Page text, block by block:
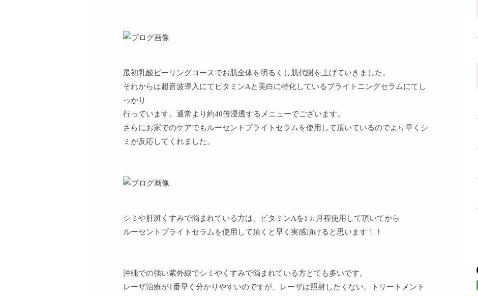
最初乳酸ピーリングコースでお肌全体を明るくし肌代謝を上げていきました。
それからは超音波導入にてビタミンAと美白に特化しているブライトニングセラムにてし
っかり
行っています。通常より約40倍浸透するメニューでございます。
さらにお家でのケアでもルーセントブライトセラムを使用して頂いているのでより早くシ
ミが反応してくれました。
シミや肝斑くすみで悩まれている方は、ビタミンAを1ヵ月程使用して頂いてから
ルーセントブライトセラムを使用して頂くと早く実感頂けると思います！！
沖縄での強い紫外線でシミやくすみで悩まれている方とても多いです。
レーザ治療が1番早く分かりやすいのですが、レーザは照射したくない。トリートメント